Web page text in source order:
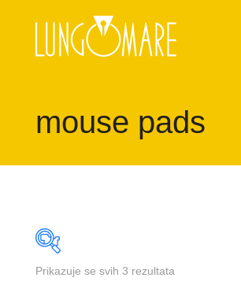
mouse pads
Prikazuje se svih 3 rezultata